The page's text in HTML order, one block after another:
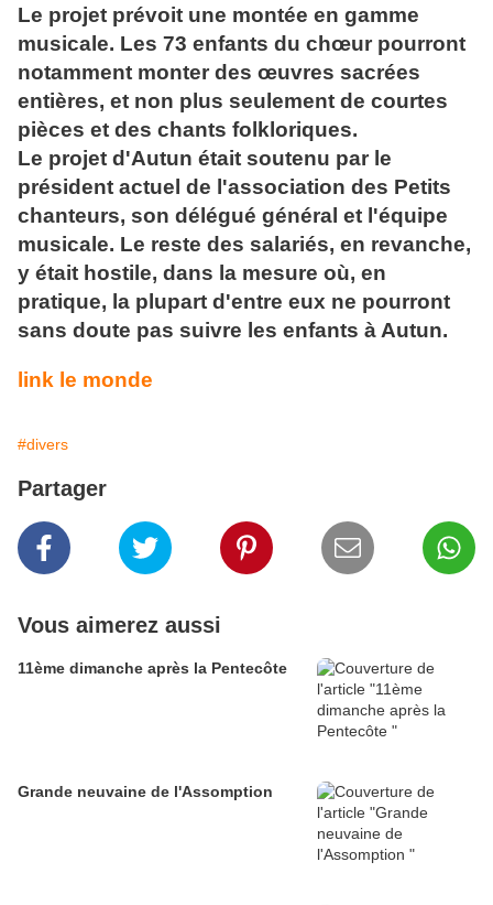
Le projet prévoit une montée en gamme
musicale. Les 73 enfants du chœur pourront
notamment monter des œuvres sacrées
entières, et non plus seulement de courtes
pièces et des chants folkloriques.
Le projet d'Autun était soutenu par le
président actuel de l'association des Petits
chanteurs, son délégué général et l'équipe
musicale. Le reste des salariés, en revanche,
y était hostile, dans la mesure où, en
pratique, la plupart d'entre eux ne pourront
sans doute pas suivre les enfants à Autun.
link le monde
#divers
Partager
Vous aimerez aussi
11ème dimanche après la Pentecôte
Grande neuvaine de l'Assomption